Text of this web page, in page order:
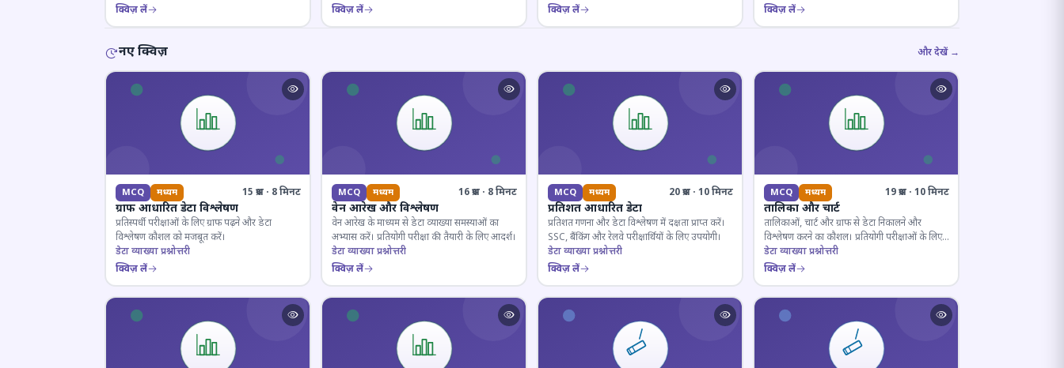
क्विज़ लें
क्विज़ लें क्विज़ लें क्विज़ लें
नए क्विज़ और देखें →
MCQ मध्यम 15 प्रश्न · 8 मिनट
ग्राफ आधारित डेटा विश्लेषण
प्रतिस्पर्धी परीक्षाओं के लिए ग्राफ पढ़ने और डेटा
विश्लेषण कौशल को मजबूत करें।
डेटा व्याख्या प्रश्नोत्तरी
क्विज़ लें
MCQ मध्यम 16 प्रश्न · 8 मिनट
वेन आरेख और विश्लेषण
वेन आरेख के माध्यम से डेटा व्याख्या समस्याओं का
अभ्यास करें। प्रतियोगी परीक्षा की तैयारी के लिए आदर्श।
डेटा व्याख्या प्रश्नोत्तरी
क्विज़ लें
MCQ मध्यम 20 प्रश्न · 10 मिनट
प्रतिशत आधारित डेटा
प्रतिशत गणना और डेटा विश्लेषण में दक्षता प्राप्त करें।
SSC, बैंकिंग और रेलवे परीक्षार्थियों के लिए उपयोगी।
डेटा व्याख्या प्रश्नोत्तरी
क्विज़ लें
MCQ मध्यम 19 प्रश्न · 10 मिनट
तालिका और चार्ट
तालिकाओं, चार्ट और ग्राफ से डेटा निकालने और
विश्लेषण करने का कौशल। प्रतियोगी परीक्षाओं के लिए
अनिवार्य।
डेटा व्याख्या प्रश्नोत्तरी
क्विज़ लें